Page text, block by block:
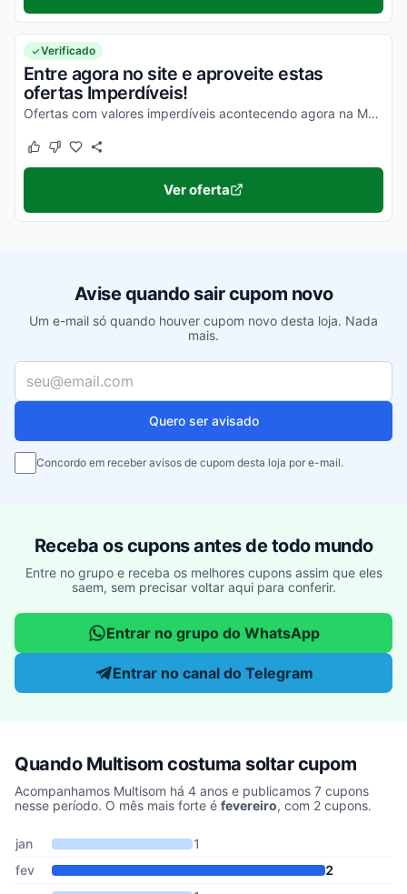
Verificado
Entre agora no site e aproveite estas
ofertas Imperdíveis!
Ofertas com valores imperdíveis acontecendo agora na Multisom, entre no link e aproveite!
Este cupom funcionou
Este cupom não funcionou
Ver oferta
Avise quando sair cupom novo
Um e-mail só quando houver cupom novo desta loja. Nada
mais.
Seu e-mail
Quero ser avisado
Concordo em receber avisos de cupom desta loja por e-mail.
Receba os cupons antes de todo mundo
Entre no grupo e receba os melhores cupons assim que eles
saem, sem precisar voltar aqui para conferir.
Entrar no grupo do WhatsApp
Entrar no canal do Telegram
Quando Multisom costuma soltar cupom
Acompanhamos Multisom há 4 anos e publicamos 7 cupons
nesse período. O mês mais forte é fevereiro, com 2 cupons.
Cupons de Multisom publicados por mês, somando os últimos 4
Mês Cupons publicadosDesconto médio
jan
1
fev
2